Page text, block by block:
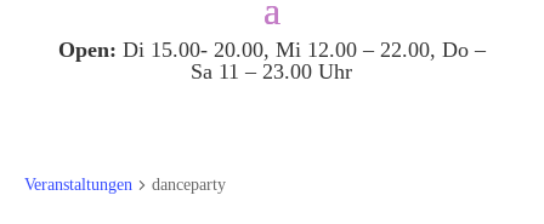
Open: Di 15.00- 20.00, Mi 12.00 – 22.00, Do –
Sa 11 – 23.00 Uhr
Veranstaltungen danceparty